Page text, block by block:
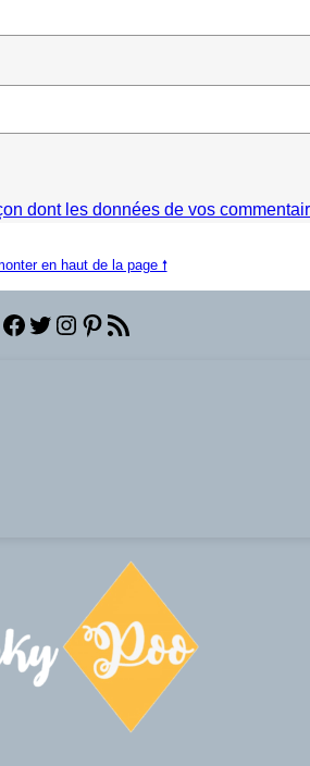
dont les données de vos
en haut de la page 🠕
Facebook
Twitter
Instagram
Pinterest
Flux RSS